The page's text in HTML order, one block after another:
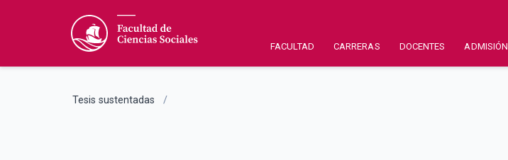
FACULTAD CARRERAS DOCENTES ADMISIÓN
Tesis sustentadas /